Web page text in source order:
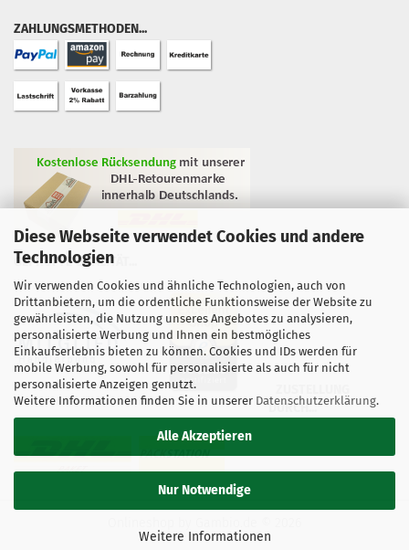
Diese Webseite verwendet Cookies und andere
Technologien
Wir verwenden Cookies und ähnliche Technologien, auch von
Drittanbietern, um die ordentliche Funktionsweise der Website zu
gewährleisten, die Nutzung unseres Angebotes zu analysieren,
personalisierte Werbung und Ihnen ein bestmögliches
Einkaufserlebnis bieten zu können. Cookies und IDs werden für
mobile Werbung, sowohl für personalisierte als auch für nicht
personalisierte Anzeigen genutzt.
Weitere Informationen finden Sie in unserer Datenschutzerklärung.
Alle Akzeptieren
Nur Notwendige
Weitere Informationen
ZAHLUNGSMETHODEN...
GEPRÜFTE QUALITÄT...
DURCH...